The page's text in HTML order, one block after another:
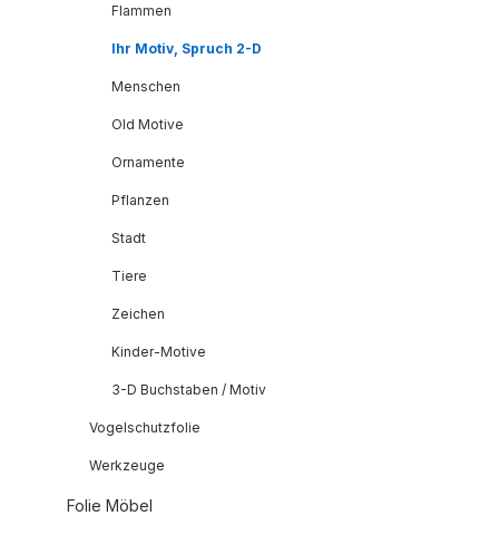
Flammen
Ihr Motiv, Spruch 2-D
Menschen
Old Motive
Ornamente
Pflanzen
Stadt
Tiere
Zeichen
Kinder-Motive
3-D Buchstaben / Motiv
Vogelschutzfolie
Werkzeuge
Folie Möbel